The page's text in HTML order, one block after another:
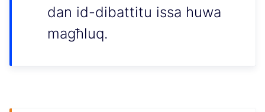
dan id-dibattitu issa huwa
magħluq.